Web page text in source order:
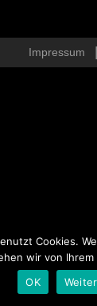
Impressum
Cookies.
wir von Ihrem
OK